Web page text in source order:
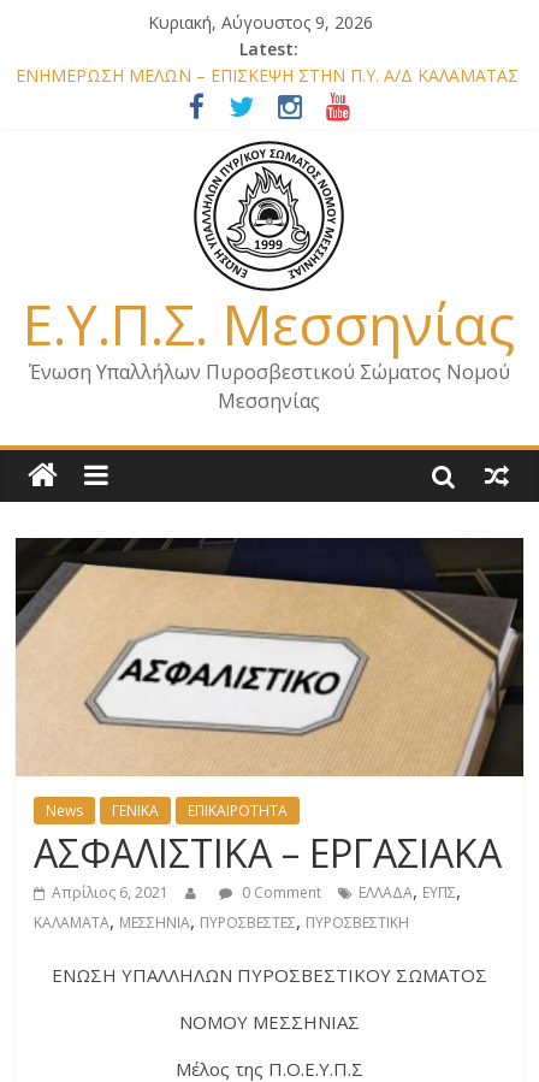
Κυριακή, Αύγουστος 9, 2026
Latest:
ΕΝΗΜΕΡΩΣΗ ΜΕΛΩΝ – ΕΠΙΣΚΕΨΗ ΣΤΗΝ Π.Υ. Α/Δ ΚΑΛΑΜΑΤΑΣ
ΕΠΙΣΤΟΛΗ ΓΙΑ ΣΧΕΔΙΟ ΔΑΣΩΝ 2026
ΕΝΗΜΕΡΩΣΗ Κ. ΑΡΧΗΓΟΥ Π.Σ. ΣΧΕΤΙΚΑ ΜΕ ΟΡΓΑΝΙΚΕΣ
ΘΕΣΕΙΣ ΝΟΜΟΥ ΜΕΣΣΗΝΙΑΣ 2026
ΕΝΗΜΕΡΩΣΗ ΜΕΛΩΝ – ΕΠΙΣΚΕΨΗ ΕΝΩΣΗΣ ΣΕ ΥΠΗΡΕΣΙΕΣ ΚΑΙ
ΚΛΙΜΑΚΙΑ ΤΟΥ ΝΟΜΟΥ ΜΑΣ
ΕΝΗΜΕΡΩΣΗ ΜΕΛΩΝ ΓΙΑ ΕΠΙΣΚΕΨΕΙΣ ΣΩΜΑΤΕΙΟΥ
Ε.Υ.Π.Σ. Μεσσηνίας
Ένωση Υπαλλήλων Πυροσβεστικού Σώματος Νομού
Μεσσηνίας
News ΓΕΝΙΚΑ ΕΠΙΚΑΙΡΟΤΗΤΑ
ΑΣΦΑΛΙΣΤΙΚΑ – ΕΡΓΑΣΙΑΚΑ
Απρίλιος 6, 2021 0 Comment ΕΛΛΑΔΑ, ΕΥΠΣ,
ΚΑΛΑΜΑΤΑ, ΜΕΣΣΗΝΙΑ, ΠΥΡΟΣΒΕΣΤΕΣ, ΠΥΡΟΣΒΕΣΤΙΚΗ
ΕΝΩΣΗ ΥΠΑΛΛΗΛΩΝ ΠΥΡΟΣΒΕΣΤΙΚΟΥ ΣΩΜΑΤΟΣ
ΝΟΜΟΥ ΜΕΣΣΗΝΙΑΣ
Μέλος της Π.Ο.Ε.Υ.Π.Σ